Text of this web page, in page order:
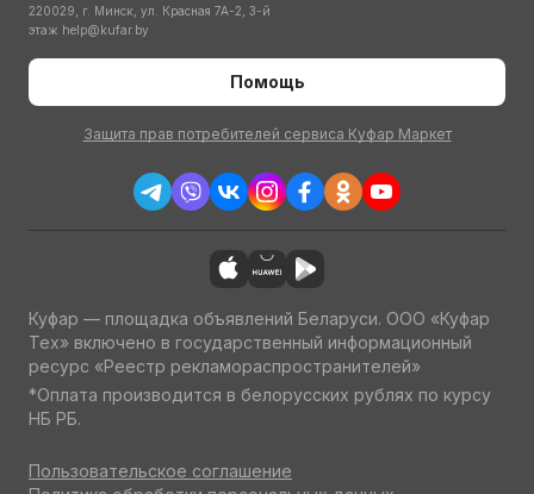
220029, г. Минск, ул. Красная 7А-2, 3-й
этаж help@kufar.by
Помощь
Защита прав потребителей сервиса Куфар Маркет
Куфар — площадка объявлений Беларуси. ООО «Куфар
Тех» включено в государственный информационный
ресурс «Реестр рекламораспространителей»
*Оплата производится в белорусских рублях по курсу
НБ РБ.
Пользовательское соглашение